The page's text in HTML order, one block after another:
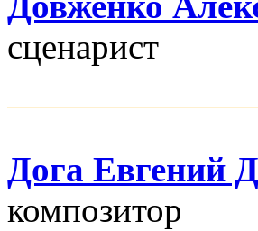
сценарист
Дога Евгений
композитор